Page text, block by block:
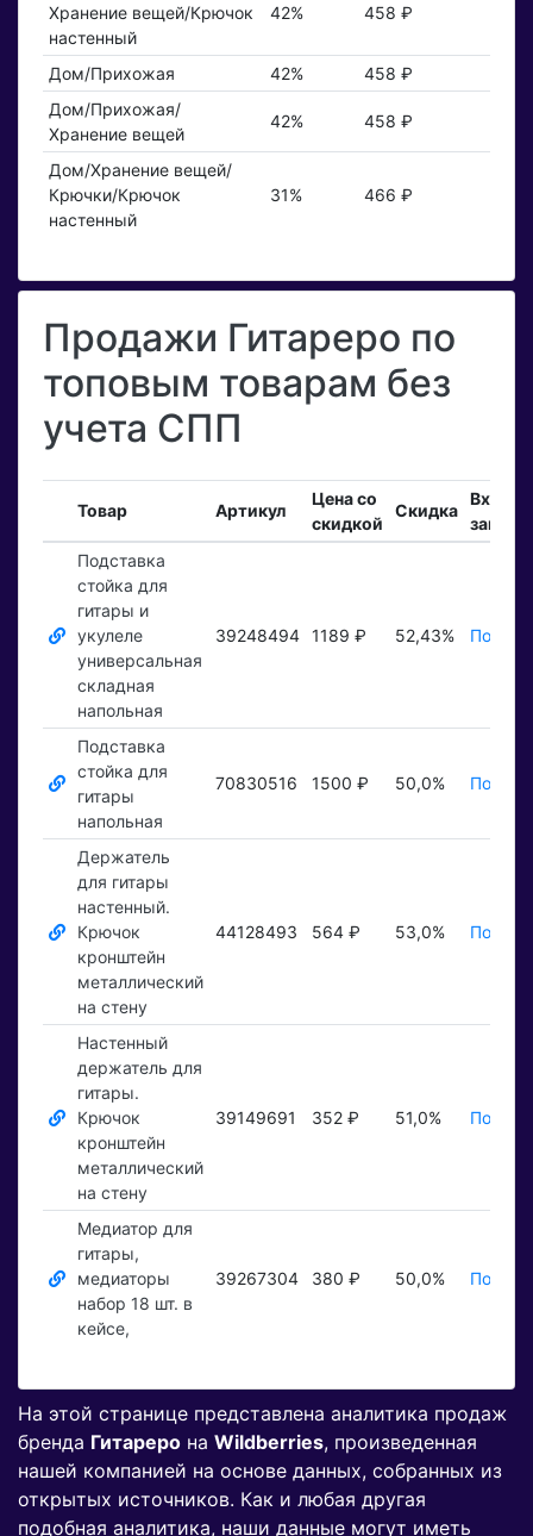
Хранение вещей/Крючок
настенный
42% 458 ₽
Дом/Прихожая 42%
458 ₽
Дом/Прихожая/
Хранение вещей
42% 458 ₽
Дом/Хранение вещей/
Крючки/Крючок
настенный
31% 466 ₽
Продажи Гитареро по
топовым товарам без
учета СПП
Товар Артикул
Цена со
скидкой
Скидка
заказы
Подставка
стойка для
гитары и
укулеле
универсальная
складная
напольная
39248494 1189 ₽ 52,43%
Подставка
стойка для
гитары
напольная
70830516 1500 ₽ 50,0%
Держатель
для гитары
настенный.
Крючок
кронштейн
металлический
на стену
44128493 564 ₽ 53,0%
Настенный
держатель для
гитары.
Крючок
кронштейн
металлический
на стену
39149691 352 ₽ 51,0%
Медиатор для
гитары,
медиаторы
набор 18 шт. в
кейсе,
39267304 380 ₽ 50,0%
На этой странице представлена аналитика продаж
бренда Гитареро на Wildberries, произведенная
нашей компанией на основе данных, собранных из
открытых источников. Как и любая другая
подобная аналитика, наши данные могут иметь